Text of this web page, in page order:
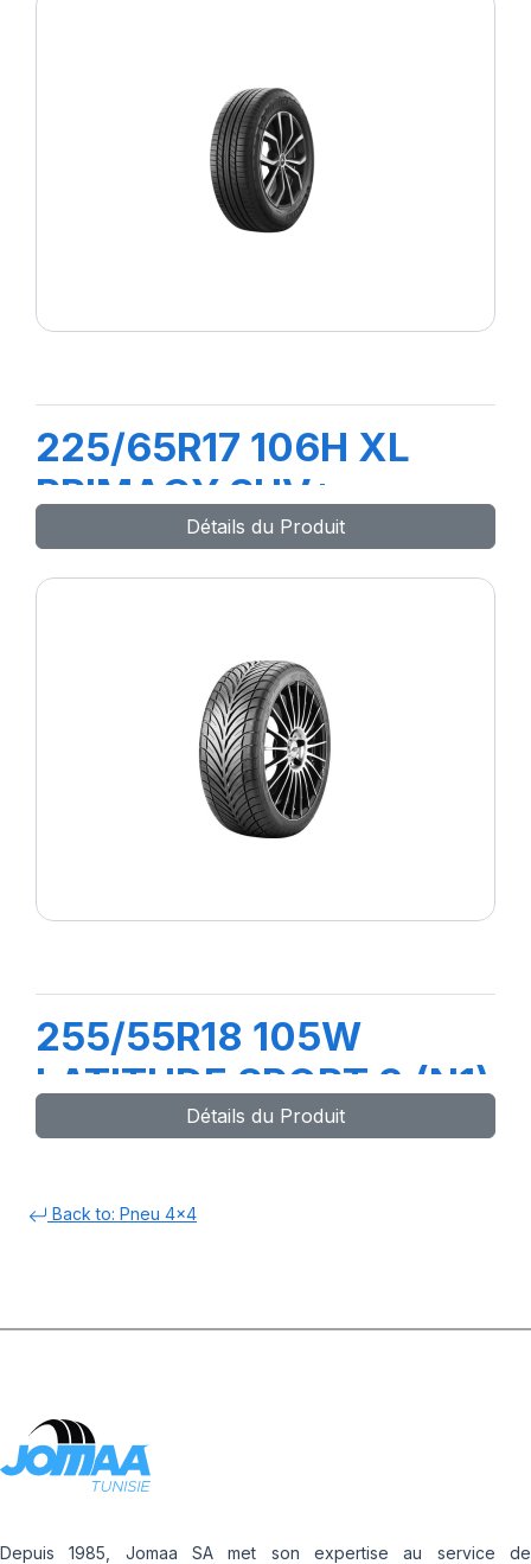
225/65R17 106H XL
PRIMACY SUV+
Détails du Produit
255/55R18 105W
LATITUDE SPORT 3 (N1)
Détails du Produit
Back to: Pneu 4x4
Depuis 1985, Jomaa SA met son expertise au service de